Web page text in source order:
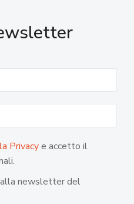
Privacye accetto il
alla newsletter del